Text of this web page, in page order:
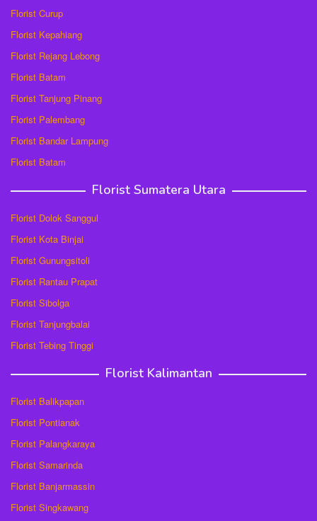
Florist Curup
Florist Kepahiang
Florist Rejang Lebong
Florist Batam
Florist Tanjung Pinang
Florist Palembang
Florist Bandar Lampung
Florist Batam
Florist Sumatera Utara
Florist Dolok Sanggul
Florist Kota Binjai
Florist Gunungsitoli
Florist Rantau Prapat
Florist Sibolga
Florist Tanjungbalai
Florist Tebing Tinggi
Florist Kalimantan
Florist Balikpapan
Florist Pontianak
Florist Palangkaraya
Florist Samarinda
Florist Banjarmassin
Florist Singkawang